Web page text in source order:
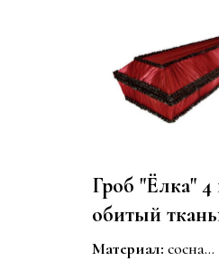
Гроб "Ёлка" 4
обитый
Размер 1,7-2,1
Материал: сосна